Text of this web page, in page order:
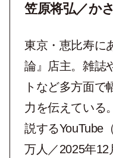
笠原将弘／か
東京・恵比寿に
論』店主。雑誌
トなど多方面で
力を伝えている
説するYouTube
万人／2025年